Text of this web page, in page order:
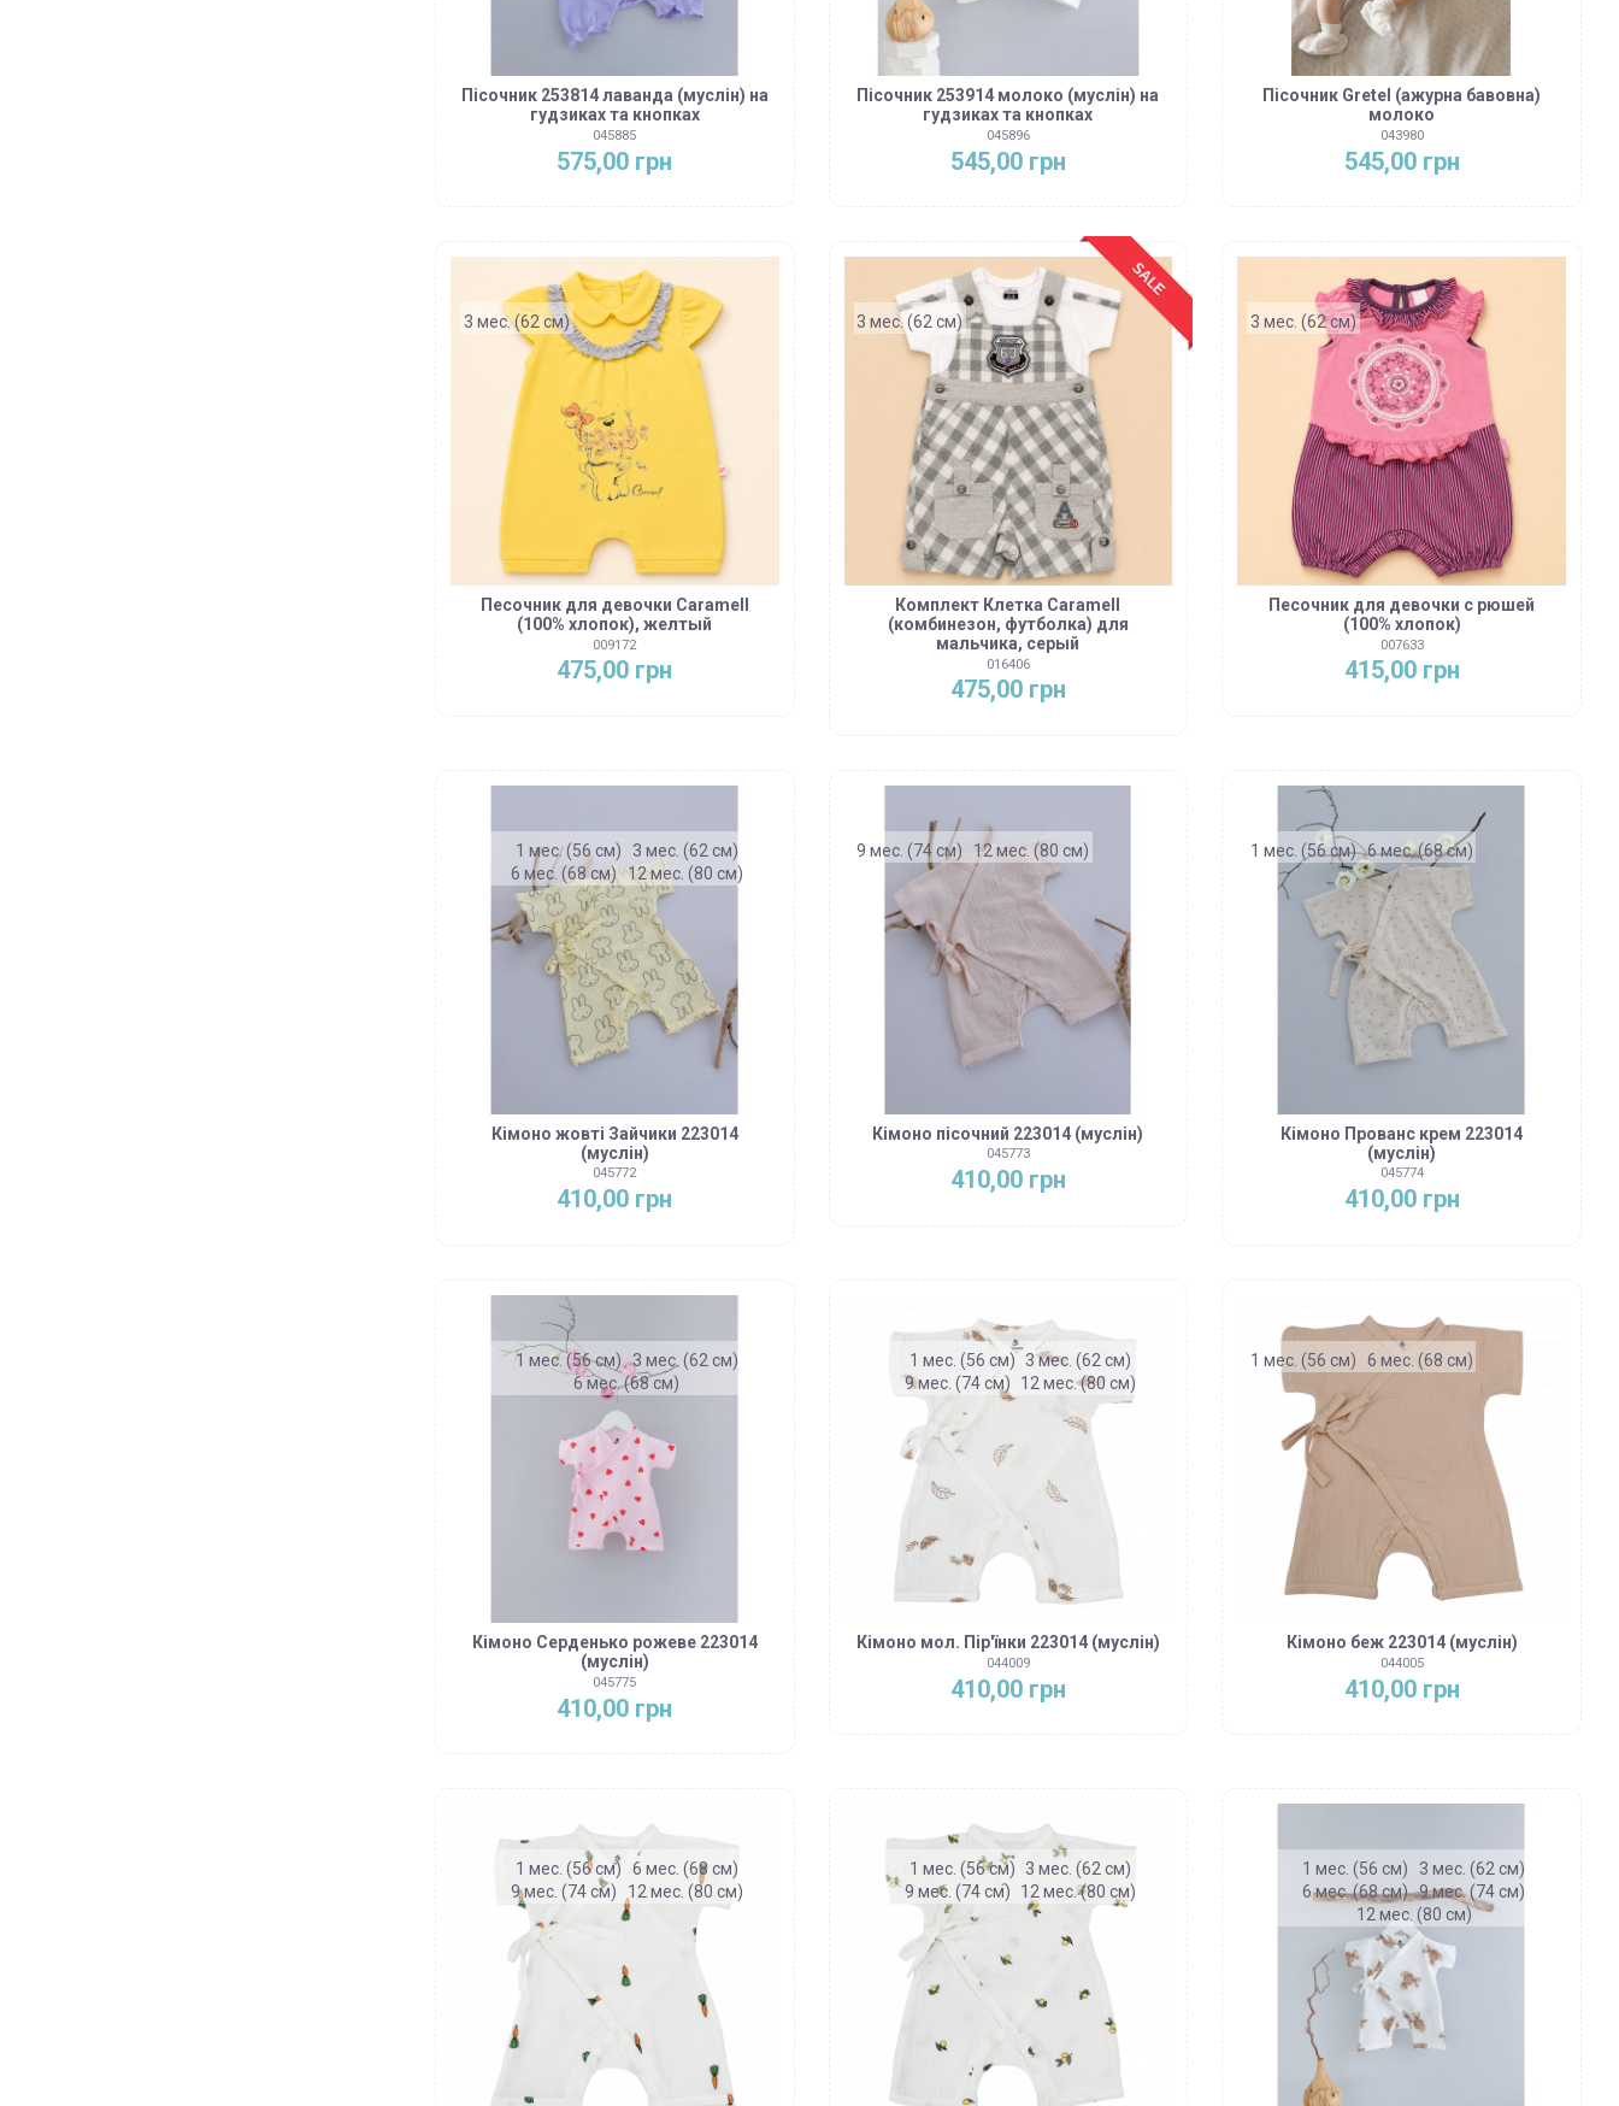
Пісочник 253814 лаванда (муслін) на
гудзиках та кнопках
045885
575,00 грн
Пісочник 253914 молоко (муслін) на
гудзиках та кнопках
045896
545,00 грн
Пісочник Gretel (ажурна бавовна)
молоко
043980
545,00 грн
Песочник для девочки Caramell
(100% хлопок), желтый
009172
475,00 грн
3 мес. (62 см)
SALE
Комплект Клетка Caramell
(комбинезон, футболка) для
мальчика, серый
016406
475,00 грн
3 мес. (62 см)
Песочник для девочки с рюшей
(100% хлопок)
007633
415,00 грн
3 мес. (62 см)
Кімоно жовті Зайчики 223014
(муслін)
045772
410,00 грн
1 мес. (56 см)
3 мес. (62 см)
6 мес. (68 см)
12 мес. (80 см)
Кімоно пісочний 223014 (муслін)
045773
410,00 грн
9 мес. (74 см) 12 мес. (80 см)
Кімоно Прованс крем 223014
(муслін)
045774
410,00 грн
1 мес. (56 см) 6 мес. (68 см)
Кімоно Серденько рожеве 223014
(муслін)
045775
410,00 грн
1 мес. (56 см) 3 мес. (62 см)
6 мес. (68 см)
Кімоно мол. Пір'їнки 223014 (муслін)
044009
410,00 грн
1 мес. (56 см)
3 мес. (62 см)
9 мес. (74 см)
12 мес. (80 см)
Кімоно беж 223014 (муслін)
044005
410,00 грн
1 мес. (56 см) 6 мес. (68 см)
1 мес. (56 см)
6 мес. (68 см)
9 мес. (74 см)
12 мес. (80 см)
1 мес. (56 см)
3 мес. (62 см)
9 мес. (74 см)
12 мес. (80 см)
1 мес. (56 см)
3 мес. (62 см)
6 мес. (68 см) 9 мес. (74 см)
12 мес. (80 см)